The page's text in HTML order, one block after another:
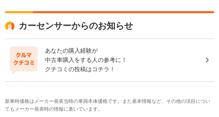
カーセンサーからのお知らせ
あなたの購入経験が
中古車購入をする人の参考に！
クチコミの投稿はコチラ！
新車時価格はメーカー発表当時の車両本体価格です。また基本情報など、その他の項目につい
てもメーカー発表時の情報に基いています。